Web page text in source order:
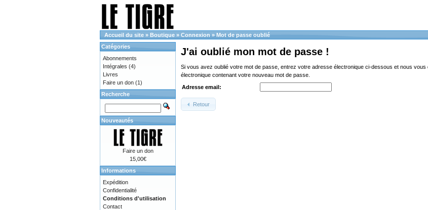
Accueil du site » Boutique » Connexion » Mot de passe oublié
J'ai oublié mon mot de passe !
Si vous avez oublié votre mot de passe, entrez votre adresse électronique ci-dessous et nous
électronique contenant votre nouveau mot de passe.
Adresse email:
Retour
Catégories
Abonnements
Intégrales (4)
Livres
Faire un don (1)
Recherche
Nouveautés
Faire un don
15,00€
Informations
Expédition
Confidentialité
Conditions d'utilisation
Contact